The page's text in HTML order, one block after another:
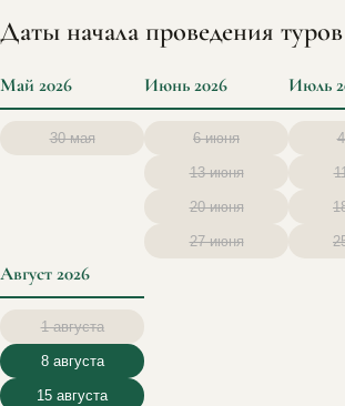
Даты начала проведения туров
Май 2026
30 мая
Июнь 2026
6 июня
13 июня
20 июня
27 июня
Июль
Август 2026
1 августа
8 августа
15 августа